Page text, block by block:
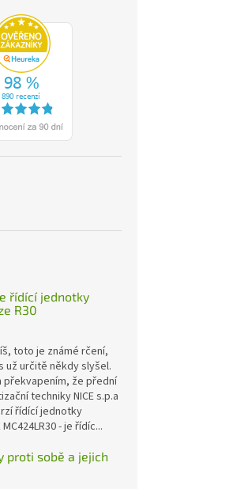
řídící jednotky
R30
toto je známé rčení,
už určitě někdy slyšel.
překvapením, že přední
techniky NICE s.p.a
řídící jednotky
- je řídíc...
proti sobě a jejich